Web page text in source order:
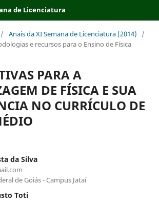
de Licenciatura
/ Anais da XI Semana de Licenciatura (2014)
/
e recursos para o Ensino de Física
PARA A
DE FÍSICA E SUA
NO CURRÍCULO DE
da Silva
de Goiás - Campus Jataí
Toti